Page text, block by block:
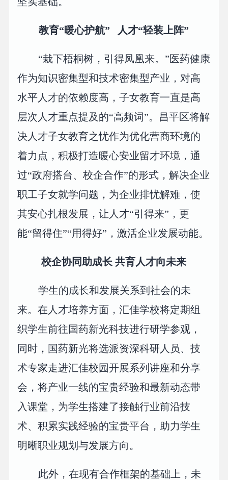
教育“暖心护航” 人才“轻装上阵”
“栽下梧桐树，引得凤凰来。”医药健康
作为知识密集型和技术密集型产业，对高
水平人才的依赖度高，子女教育一直是高
层次人才重点提及的“高频词”。昌平区将解
决人才子女教育之忧作为优化营商环境的
着力点，积极打造暖心安业留才环境，通
过“政府搭台、校企合作”的形式，解决企业
职工子女就学问题，为企业排忧解难，使
其安心扎根发展，让人才“引得来”，更
能“留得住”“用得好”，激活企业发展动能。
校企协同助成长 共育人才向未来
学生的成长和发展关系到社会的未
来。在人才培养方面，汇佳学校将定期组
织学生前往国药新光科技进行研学参观，
同时，国药新光将选派资深科研人员、技
术专家走进汇佳校园开展系列讲座和分享
会，将产业一线的宝贵经验和最新动态带
入课堂，为学生搭建了接触行业前沿技
术、积累实践经验的宝贵平台，助力学生
明晰职业规划与发展方向。
此外，在现有合作框架的基础上，未